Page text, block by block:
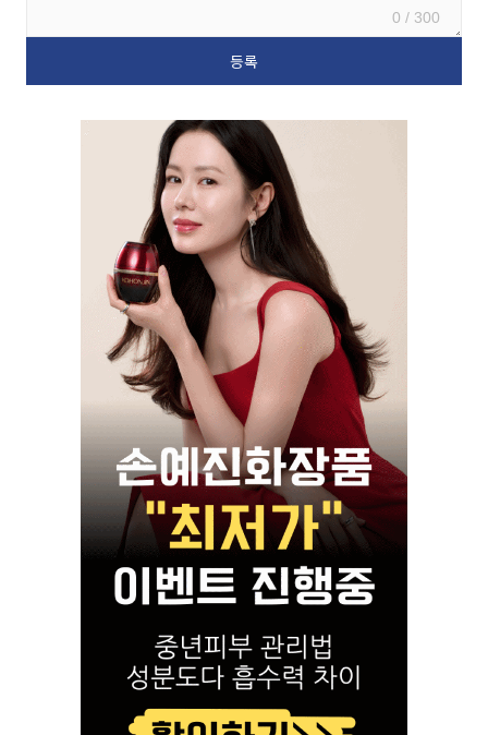
0 / 300